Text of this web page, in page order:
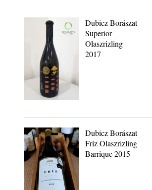
Dubicz Borászat
Superior
Olaszrizling
2017
Dubicz Borászat
Fríz Olaszrizling
Barrique 2015